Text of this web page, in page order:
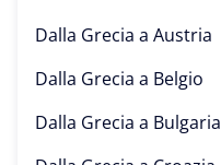
Dalla Grecia a Austria
Dalla Grecia a Belgio
Dalla Grecia a Bulgaria